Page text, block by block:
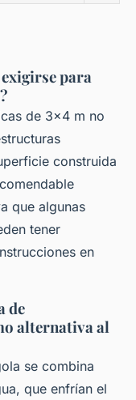
para
de 3x4 m no
construida
que algunas
tener
en
de
alternativa al
se combina
que enfrían el